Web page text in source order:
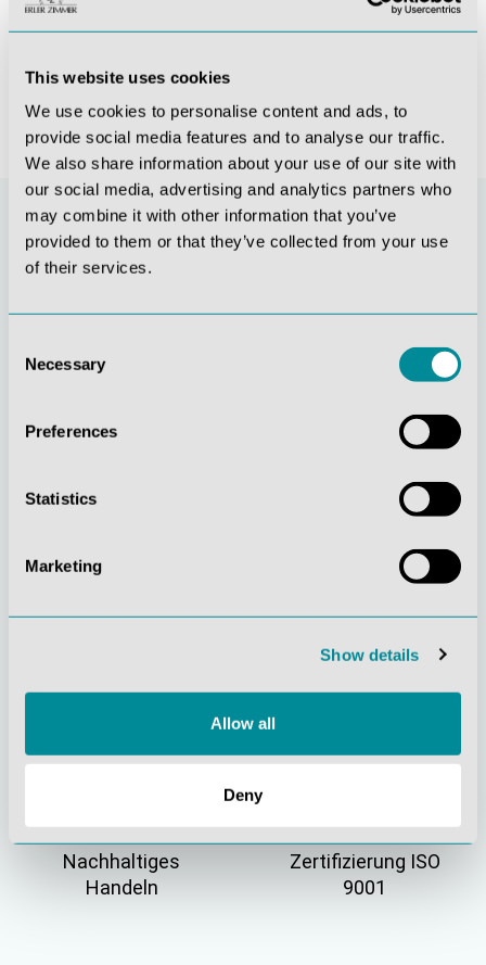
This website uses cookies
We use cookies to personalise content and ads, to
provide social media features and to analyse our traffic.
We also share information about your use of our site with
our social media, advertising and analytics partners who
may combine it with other information that you’ve
provided to them or that they’ve collected from your use
of their services.
Selection
Necessary
Preferences
Statistics
Marketing
Show details
Allow all
Deny
Stetige
Verantwortung
Verständnis für
Nachhaltiges
Handeln
Zertifizierung ISO
9001